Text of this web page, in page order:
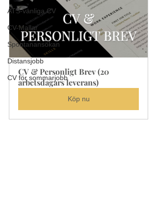
ATS-vänliga CV
CV-Mallar
Spontanansökan
Distansjobb
CV för sommarjobb
CV & Personligt Brev (20
arbetsdagars leverans)
Köp nu